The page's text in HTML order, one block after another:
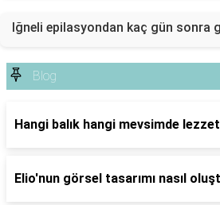
Iğneli epilasyondan kaç gün sonra
Blog
Hangi balık hangi mevsimde
Elio'nun görsel tasarımı nasıl